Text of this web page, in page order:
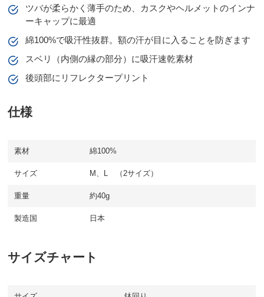
ツバが柔らかく薄手のため、カスクやヘルメットのインナ
ーキャップに最適
綿100%で吸汗性抜群。額の汗が目に入ることを防ぎます
スベリ（内側の縁の部分）に吸汗速乾素材
後頭部にリフレクタープリント
仕様
素材 綿100%
サイズ M、L （2サイズ）
重量 約40g
製造国 日本
サイズチャート